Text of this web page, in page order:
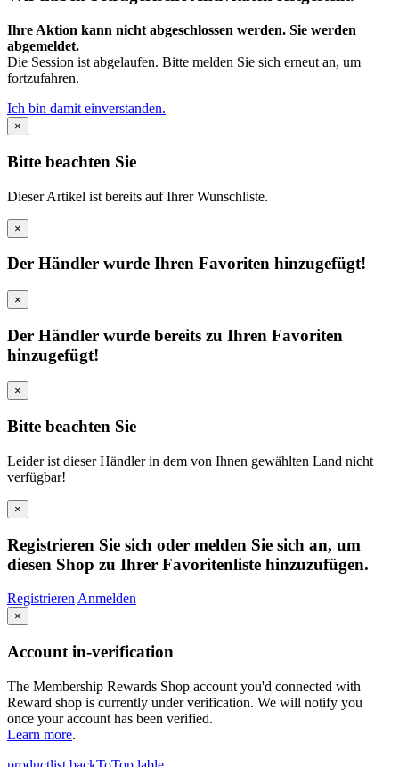
Ihre Aktion kann nicht abgeschlossen werden. Sie werden
abgemeldet.
Die Session ist abgelaufen. Bitte melden Sie sich erneut an, um
fortzufahren.
Ich bin damit einverstanden.
×
Bitte beachten Sie
Dieser Artikel ist bereits auf Ihrer Wunschliste.
×
Der Händler wurde Ihren Favoriten hinzugefügt!
×
Der Händler wurde bereits zu Ihren Favoriten
hinzugefügt!
×
Bitte beachten Sie
Leider ist dieser Händler in dem von Ihnen gewählten Land nicht
verfügbar!
×
Registrieren Sie sich oder melden Sie sich an, um
diesen Shop zu Ihrer Favoritenliste hinzuzufügen.
Registrieren Anmelden
×
Account in-verification
The Membership Rewards Shop account you'd connected with
Reward shop is currently under verification. We will notify you
once your account has been verified.
Learn more.